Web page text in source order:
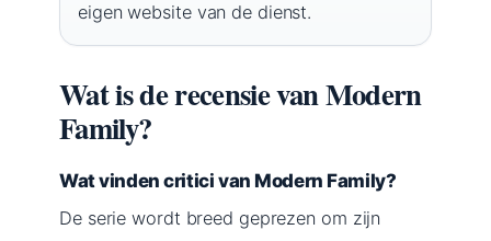
eigen website van de dienst.
Wat is de recensie van Modern
Family?
Wat vinden critici van Modern Family?
De serie wordt breed geprezen om zijn